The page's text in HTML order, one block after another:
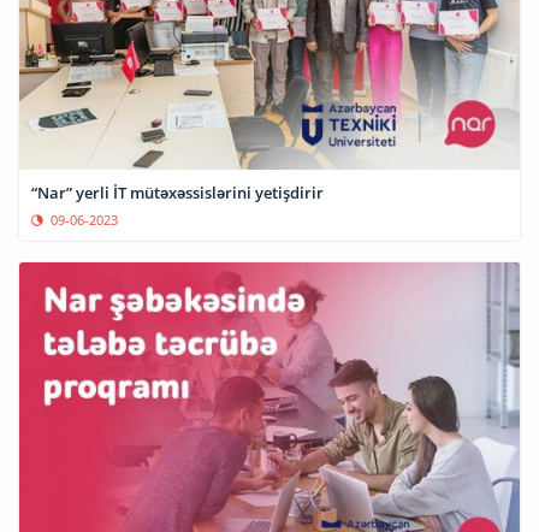
“Nar” yerli İT mütəxəssislərini yetişdirir
09-06-2023